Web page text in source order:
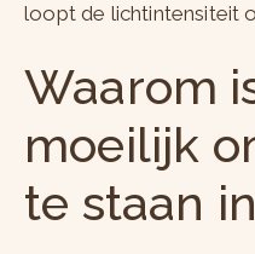
loopt de lichtintensiteit
Waarom
moeilijk
te staan